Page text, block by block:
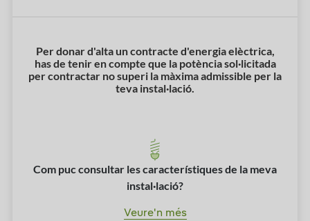
Per donar d'alta un contracte d'energia elèctrica,
has de tenir en compte que la potència sol·licitada
per contractar no superi la màxima admissible per la
teva instal·lació.
Com puc consultar les característiques de la meva
instal·lació?
Veure'n més